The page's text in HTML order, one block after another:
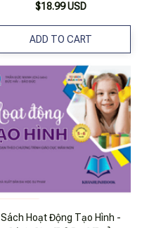
$18.99 USD
ADD TO CART
Sách Hoạt Động Tạo Hình -